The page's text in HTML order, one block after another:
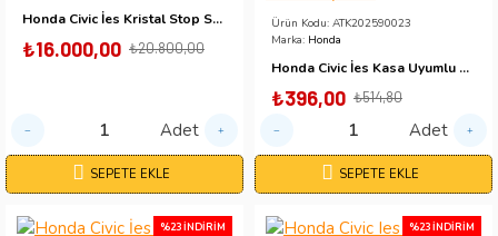
Honda Civic İes Kristal Stop Sedan 96-01
₺16.000,00 ₺20.800,00
Adet
SEPETE EKLE
Ürün Kodu: ATK202590023
Marka: Honda
Honda Civic İes Kasa Uyumlu Beyaz Çamurluk Sinyali Sağ Sol Takım 1999 Model Uyumlu
₺396,00 ₺514,80
Adet
SEPETE EKLE
%23 İNDIRIM %23 İNDIRIM